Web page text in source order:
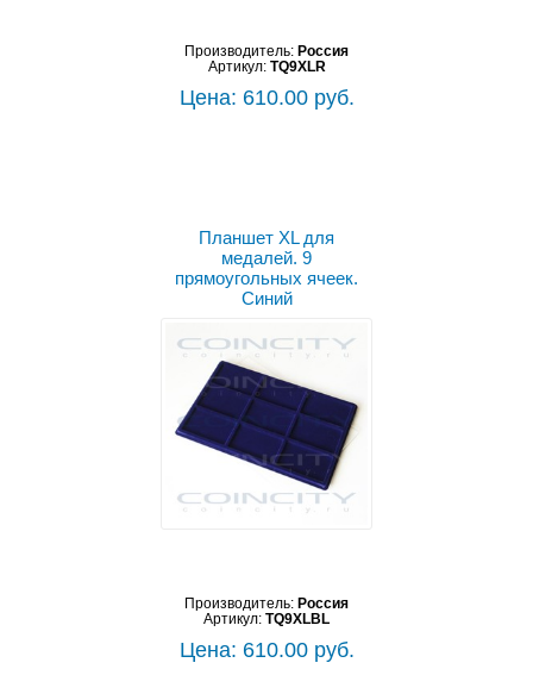
Производитель: Россия
Артикул: TQ9XLR
Цена: 610.00 руб.
Планшет XL для
медалей. 9
прямоугольных ячеек.
Синий
Производитель: Россия
Артикул: TQ9XLBL
Цена: 610.00 руб.